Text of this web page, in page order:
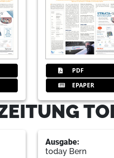
PDF
EPAPER
Ausgabe:
today Bern